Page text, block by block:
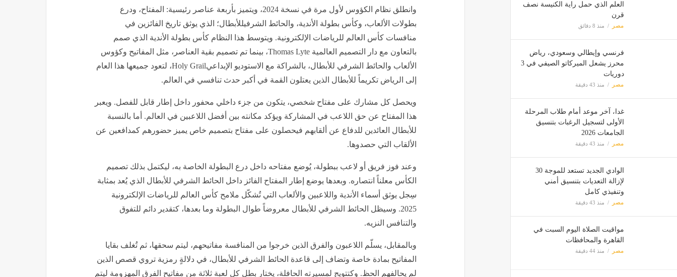
العلم الذي حمل راية الكنيسة نصف
قرن
مصر منذ 8 دقائق
فرنسي وإيطالي وسعودي، رياض
محرز يشعل الميركاتو الصيفي في 3
دوريات
مصر منذ 43 دقيقة
غدا، آخر موعد أمام طلاب المرحلة
الأولى لتسجيل الرغبات بتنسيق
الجامعات 2026
مصر منذ 43 دقيقة
الوادي الجديد تستعد للموجة 30
لإزالة التعديات بتنسيق أمني
وتنفيذي كامل
مصر منذ 43 دقيقة
مواقيت الصلاة اليوم السبت في
القاهرة والمحافظات
مصر منذ 44 دقيقة
وانطلق نظام الكؤوس لأول مرة في نسخة 2024، ويتميز بأربعة عناصر رئيسية: المفتاح، ودرع
بطولات الألعاب، وكأس بطولة الأندية، والحائط الشرفيللأبطال؛ الذي يوثق تاريخ الفائزين في
منافسات كأس العالم للرياضات الإلكترونية. ويتوسط هذا النظام كأس بطولة الأندية الذي صمم
بالتعاون مع دار التصميم العالمية Thomas Lyte، بينما تم تصميم بقية العناصر، مثل المفاتيح وكؤوس
الألعاب والحائط الشرفي للأبطال، بالشراكة مع الاستوديو الإبداعيHoly Grail، لتعود جميعها هذا العام
إلى الرياض تكريماً للأبطال الذين يعتلون القمة في أكبر حدث تنافسي في العالم.
ويحصل كل مشارك على مفتاح شخصي، يتكون من جزء داخلي محفور داخل إطار قابل للفصل. ويعبر
هذا المفتاح عن حق اللاعب في المشاركة ويؤكد مكانته بين أفضل اللاعبين في العالم. أما بالنسبة
للأبطال العائدين للدفاع عن ألقابهم فيحصلون على مفتاح بتصميم خاص يميز حضورهم كمدافعين عن
الألقاب التي حصدوها.
وعند فوز فريق أو لاعب ببطولة، يُوضع مفتاحه داخل درع البطولة الخاصة به، ليكتمل بذلك تصميم
الكأس معلناً انتصاره. وبعدها يوضع إطار المفتاح الفائز داخل الحائط الشرفي للأبطال الذي يُعد بمثابة
سِجل يوثق أسماء الأندية واللاعبين والألعاب التي تُشكّل ملامح كأس العالم للرياضات الإلكترونية
2025. وسيظل الحائط الشرفي للأبطال معروضاً طوال البطولة وما بعدها، كتقدير دائم للتفوق
والتنافس النزيه.
وبالمقابل، يسلّم اللاعبون والفرق الذين خرجوا من المنافسة مفاتيحهم، ليتم سحقها، ثم تُغلف بقايا
المفاتيح بمادة خاصة وتضاف إلى قاعدة الحائط الشرفي للأبطال، في دلالةٍ رمزية تروي قصص الذين
لم يحالفهم الحظ. وكتتويجٍ لمسيرته الحافلة، يختار بطل كل لعبة ثلاثة من مفاتيح الفرق المهزومة ليتم